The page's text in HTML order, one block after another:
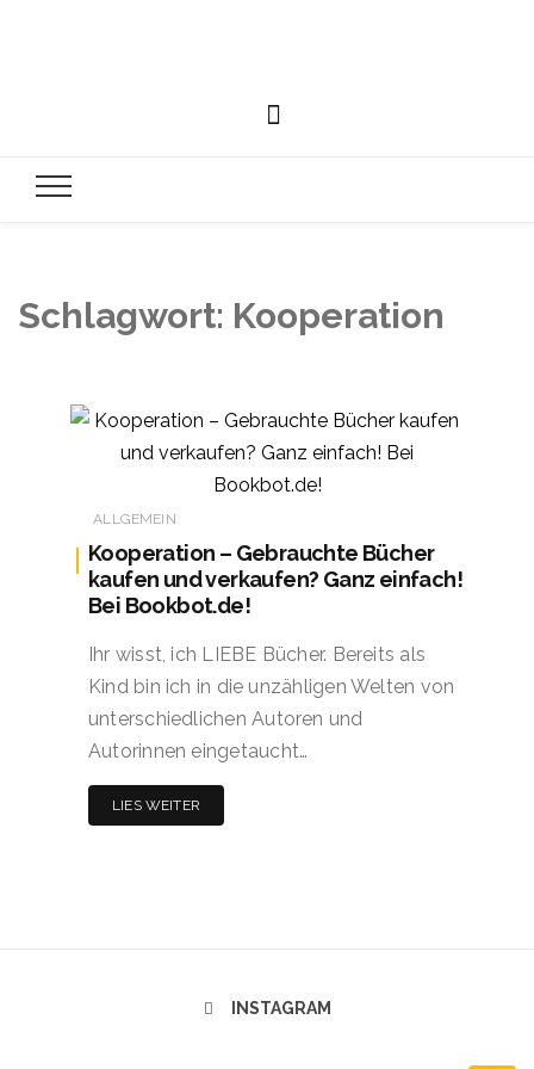
Schlagwort: Kooperation
ALLGEMEIN
Kooperation – Gebrauchte Bücher
kaufen und verkaufen? Ganz einfach!
Bei Bookbot.de!
Ihr wisst, ich LIEBE Bücher. Bereits als
Kind bin ich in die unzähligen Welten von
unterschiedlichen Autoren und
Autorinnen eingetaucht…
LIES WEITER
INSTAGRAM